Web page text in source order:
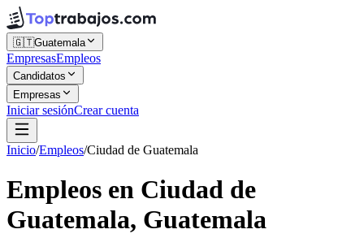
🇬🇹Guatemala
EmpresasEmpleos
Candidatos
Empresas
Iniciar sesiónCrear cuenta
Inicio/Empleos/Ciudad de Guatemala
Empleos en Ciudad de
Guatemala, Guatemala